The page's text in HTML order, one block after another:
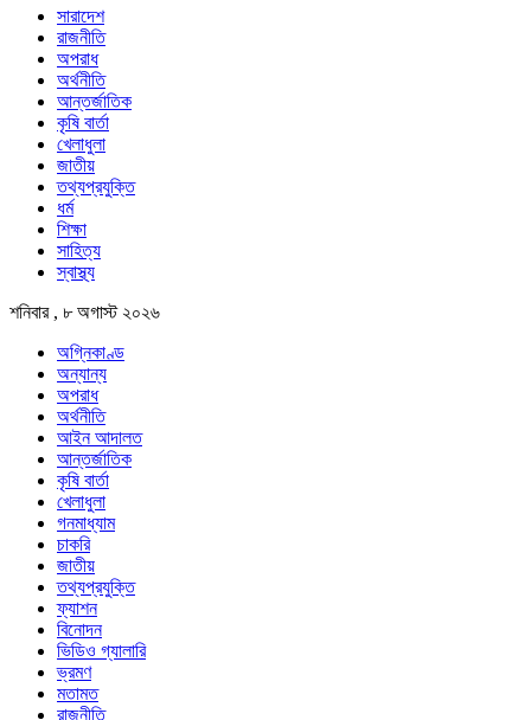
সারাদেশ
রাজনীতি
অপরাধ
অর্থনীতি
আন্তর্জাতিক
কৃষি বার্তা
খেলাধুলা
জাতীয়
তথ্যপ্রযুক্তি
ধর্ম
শিক্ষা
সাহিত্য
স্বাস্থ্য
শনিবার , ৮ অগাস্ট ২০২৬
অগ্নিকাণ্ড
অন্যান্য
অপরাধ
অর্থনীতি
আইন আদালত
আন্তর্জাতিক
কৃষি বার্তা
খেলাধুলা
গনমাধ্যাম
চাকরি
জাতীয়
তথ্যপ্রযুক্তি
ফ্যাশন
বিনোদন
ভিডিও গ্যালারি
ভ্রমণ
মতামত
রাজনীতি